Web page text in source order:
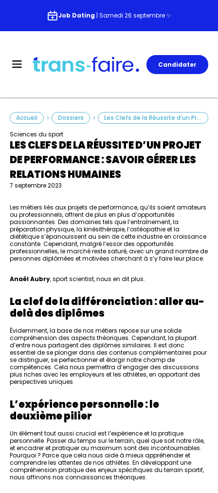
Job Dating | Samedi 26 septembre ✨
Candidater
Sciences du sport
Accueil > Dossiers > Les Clefs de la Réussite d’un Projet de Performance : Savoir Gérer les Relations Humaines
LES CLEFS DE LA RÉUSSITE D’UN PROJET
DE PERFORMANCE : SAVOIR GÉRER LES
RELATIONS HUMAINES
7 septembre 2023
Les métiers liés aux projets de performance, qu’ils soient amateurs
ou professionnels, offrent de plus en plus d’opportunités
passionnantes. Des domaines tels que l’entraînement, la
préparation physique, la kinésithérapie, l’ostéopathie et la
diététique s’épanouissent au sein de cette industrie en croissance
constante. Cependant, malgré l’essor des opportunités
professionnelles, le marché reste saturé, avec un grand nombre de
personnes diplômées et motivées cherchant à s’y faire leur place.
Anaël Aubry, sport scientist, nous en dit plus.
La clef de la différenciation : aller au-
delà des diplômes
Évidemment, la base de nos métiers repose sur une solide
compréhension des aspects théoriques. Cependant, la plupart
d’entre nous partagent des diplômes similaires. Il est donc
essentiel de se plonger dans des contenus complémentaires pour
se distinguer, se perfectionner et élargir notre champ de
compétences. Cela nous permettra d’engager des discussions
plus riches avec les employeurs et les athlètes, en apportant des
perspectives uniques.
L’expérience personnelle : le
deuxième pilier
Un élément tout aussi crucial est l’expérience et la pratique
personnelle. Passer du temps sur le terrain, quel que soit notre rôle,
et encadrer et pratiquer au maximum sont des incontournables.
Pourquoi ? Parce que cela nous aide à mieux appréhender et
comprendre les attentes de nos athlètes. En développant une
compréhension pratique des enjeux spécifiques du terrain sportif,
nous affinons nos connaissances théoriques.